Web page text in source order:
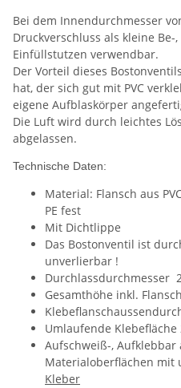
Bei dem Innendurchmesser
Druckverschluss als kleine
Einfüllstutzen verwendbar.
Der Vorteil dieses
hat, der sich gut mit PVC
eigene Aufblaskörper
Die Luft wird durch leichtes
abgelassen.
Technische Daten:
Material: Flansch aus
PE fest
Mit Dichtlippe
Das Bostonventil ist
unverlierbar !
Durchlassdurchmesser
Gesamthöhe inkl.
Umlaufende
Aufschweiß-, Aufklebbar
Materialoberflächen mit
Kleber